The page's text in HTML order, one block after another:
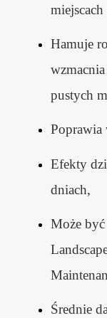
Hamuje
wzmacnia
pustych
Poprawia
Efekty
dniach,
Może
Średnie